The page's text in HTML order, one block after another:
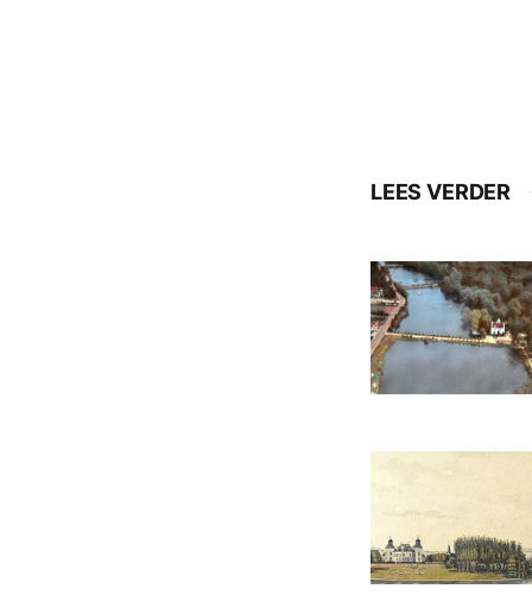
LEES VERDER